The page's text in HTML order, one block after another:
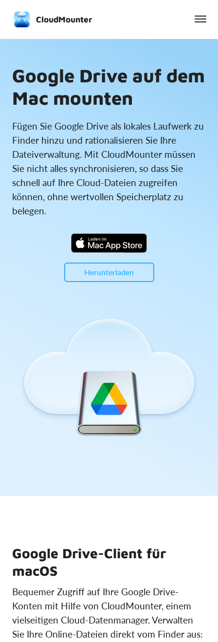
CloudMounter
Google Drive auf dem
Mac mounten
Fügen Sie Google Drive als lokales Laufwerk zu
Finder hinzu und rationalisieren Sie Ihre
Dateiverwaltung. Mit CloudMounter müssen
Sie nicht alles synchronisieren, so dass Sie
schnell auf Ihre Cloud-Dateien zugreifen
können, ohne wertvollen Speicherplatz zu
belegen.
Herunterladen
Google Drive-Client für
macOS
Bequemer Zugriff auf Ihre Google Drive-
Konten mit Hilfe von CloudMounter, einem
vielseitigen Cloud-Datenmanager. Verwalten
Sie Ihre Online-Dateien direkt vom Finder aus: